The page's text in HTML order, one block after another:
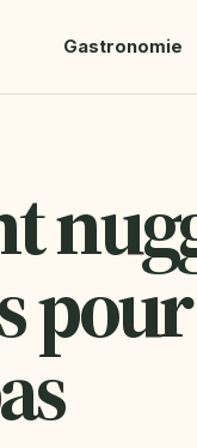
Gastronomie